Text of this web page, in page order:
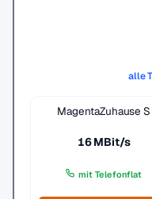
alle
MagentaZuhause S
16 MBit/s
mit Telefonflat